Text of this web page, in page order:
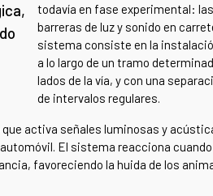
todavía en fase experimental:
barreras de luz y sonido en
sistema consiste en la
a lo largo de un tramo
lados de la vía, y con una
de intervalos regulares.
activa señales luminosas y
El sistema reacciona cuando
favoreciendo la huida de los